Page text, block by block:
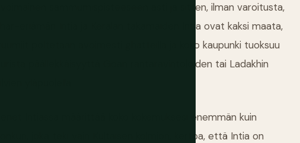
sammumispisteeseen asti ja sitten, ilman varoitusta,
eriämän Intia ja Keralan takamaiden Intia ovat kaksi maata,
poltetaan avoimesti ghatteilla ja koko kaupunki tuoksuu
päällekkäisyyttä Goan rantaravintoloiden tai Ladakhin
yläpuolella.
Intiassa määrittää koko kokemuksesi enemmän kuin
joka teki vain Kultaisen kolmion, kertoa, että Intia on